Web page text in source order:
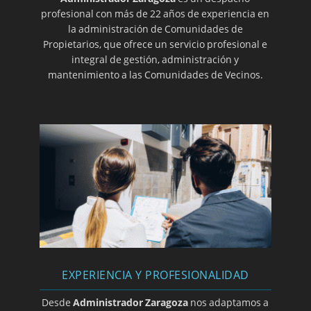
monitorio
Cese de actividad prohibida en los Estatutos.
Distinción entre subarriendo y hospedaje o
pensión
Nulidad de acuerdo estableciendo una cuota
doble para viviendas con parte alquilada
Incumplimiento de requisitos objetivos para
instalación de ascensor
Convalidación de acuerdo contrario a la LPH
por transcurso de plazo de caducidad
Se deniega la rescisión de la sentencia
anulación judicial del acuerdo sobre el pago
Locales obligados a pagar por reparación de
fachada
profesional con más de 22 años de experiencia en
la administración de Comunidades de
Propietarios, que ofrece un servicio profesional e
integral de gestión, administración y
mantenimiento a las Comunidades de Vecinos.
EXPERIENCIA Y PROFESIONALIDAD
DesdeAdministrador Zaragoza nos adaptamos a